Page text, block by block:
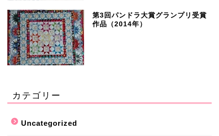
第3回パンドラ大賞グランプリ受賞
作品（2014年）
カテゴリー
Uncategorized